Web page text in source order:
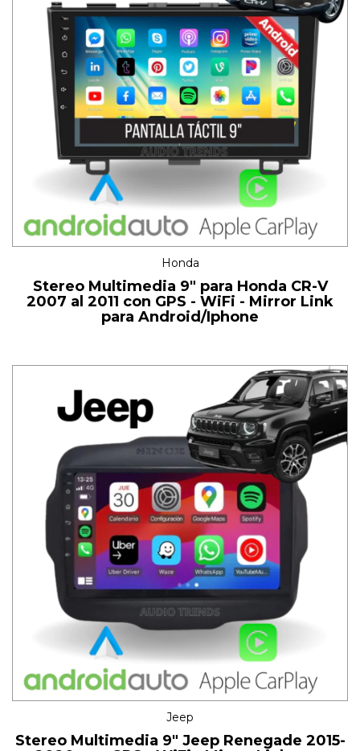
Honda
Stereo Multimedia 9" para Honda CR-V
2007 al 2011 con GPS - WiFi - Mirror Link
para Android/Iphone
Jeep
Stereo Multimedia 9" Jeep Renegade 2015-